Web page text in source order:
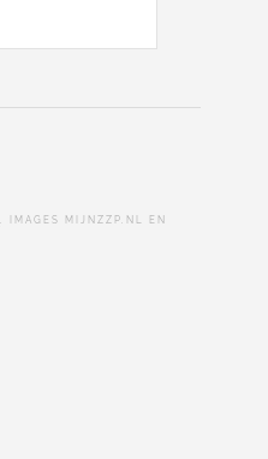
. IMAGES MIJNZZP.NL EN